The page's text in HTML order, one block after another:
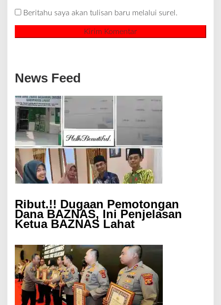
Beritahu saya akan tulisan baru melalui surel.
News Feed
Ribut.!! Dugaan Pemotongan
Dana BAZNAS, Ini Penjelasan
Ketua BAZNAS Lahat